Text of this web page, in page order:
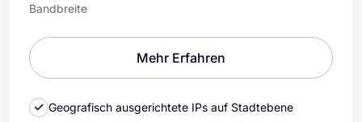
Bandbreite
Mehr Erfahren
Geografisch ausgerichtete IPs auf Stadtebene